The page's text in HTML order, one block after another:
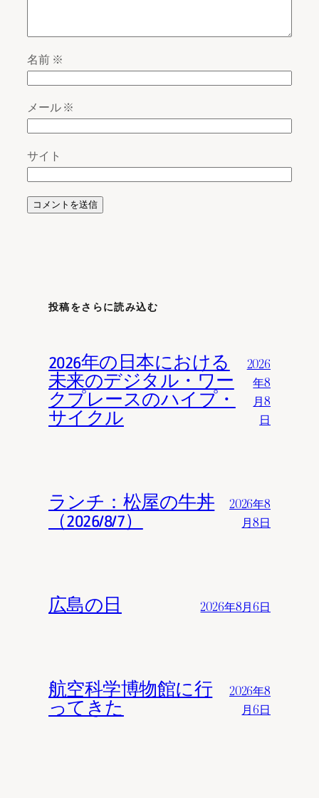
名前 ※
メール※
サイト
投稿をさらに読み込む
2026年の日本における
未来のデジタル・ワー
クプレースのハイプ・
サイクル
2026
年8
月8
日
ランチ：松屋の牛丼
（2026/8/7）
2026年8
月8日
広島の日 2026年8月6日
航空科学博物館に行
ってきた
2026年8
月6日